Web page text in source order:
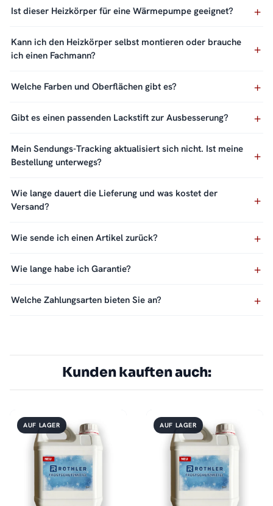
Ist dieser Heizkörper für eine Wärmepumpe geeignet?
Kann ich den Heizkörper selbst montieren oder brauche
ich einen Fachmann?
Welche Farben und Oberflächen gibt es?
Gibt es einen passenden Lackstift zur Ausbesserung?
Mein Sendungs-Tracking aktualisiert sich nicht. Ist meine
Bestellung unterwegs?
Wie lange dauert die Lieferung und was kostet der
Versand?
Wie sende ich einen Artikel zurück?
Wie lange habe ich Garantie?
Welche Zahlungsarten bieten Sie an?
Kunden kauften auch:
AUF LAGER AUF LAGER